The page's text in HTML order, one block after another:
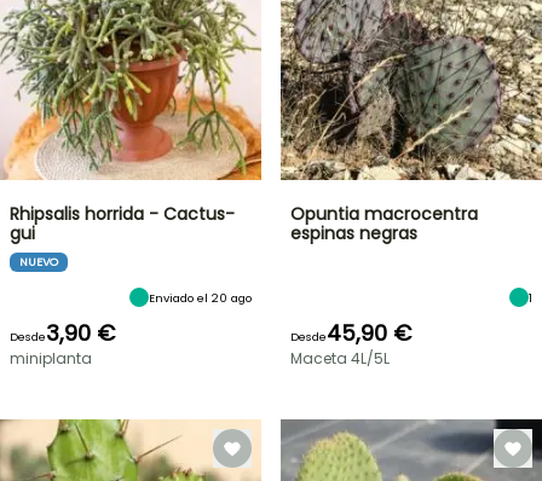
Rhipsalis horrida - Cactus-
gui
NUEVO
Enviado el 20 ago
Desde3,90 €
miniplanta
Opuntia macrocentra
espinas negras
1
Desde45,90 €
Maceta 4L/5L